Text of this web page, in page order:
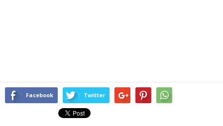
Facebook Twitter